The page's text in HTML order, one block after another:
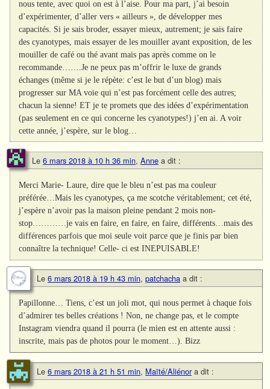
nous tente, avec quoi on est à l’aise. Pour ma part, j’ai besoin
d’expérimenter, d’aller vers « ailleurs », de développer mes
capacités. Si je sais broder, essayer mieux, autrement; je sais faire
des cyanotypes, mais essayer de les mouiller avant exposition, de les
mouiller de café ou thé avant mais pas après comme on le
recommande…….Je ne peux pas m’offrir le luxe de grands
échanges (même si je le répète: c’est le but d’un blog) mais
progresser sur MA voie qui n’est pas forcément celle des autres;
chacun la sienne! ET je te promets que des idées d’expérimentation
(pas seulement en ce qui concerne les cyanotypes!) j’en ai. A voir
cette année, j’espère, sur le blog…
Le 6 mars 2018 à 10 h 36 min, Anne a dit :
Merci Marie- Laure, dire que le bleu n’est pas ma couleur
préférée…Mais les cyanotypes, ça me scotche véritablement; cet été,
j’espère n’avoir pas la maison pleine pendant 2 mois non-
stop…………je vais en faire, en faire, en faire, différents…mais des
différences parfois que moi seule voit parce que je finis par bien
connaître la technique! Celle- ci est INEPUISABLE!
Le 6 mars 2018 à 19 h 43 min, patchacha a dit :
Papillonne… Tiens, c’est un joli mot, qui nous permet à chaque fois
d’admirer tes belles créations ! Non, ne change pas, et le compte
Instagram viendra quand il pourra (le mien est en attente aussi :
inscrite, mais pas de photos pour le moment…). Bizz
Le 6 mars 2018 à 21 h 51 min, Maïté/Aliénor a dit :